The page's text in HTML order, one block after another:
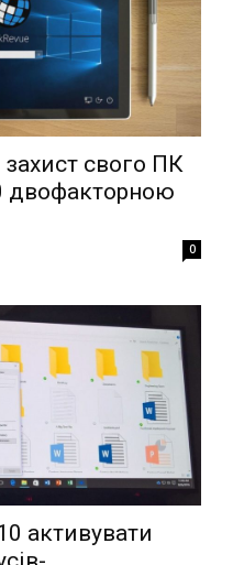
свого ПК
двофакторною
0
активувати